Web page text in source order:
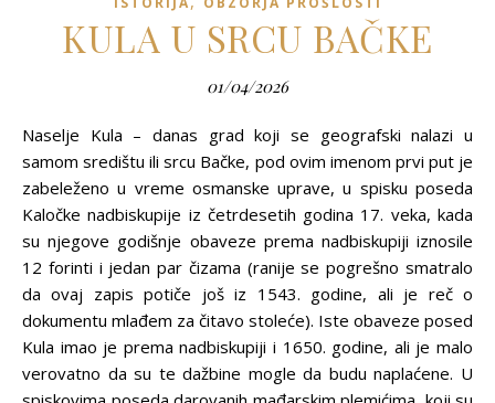
KULA U SRCU BAČKE
01/04/2026
Naselje Kula – danas grad koji se geografski nalazi u
samom središtu ili srcu Bačke, pod ovim imenom prvi put je
zabeleženo u vreme osmanske uprave, u spisku poseda
Kaločke nadbiskupije iz četrdesetih godina 17. veka, kada
su njegove godišnje obaveze prema nadbiskupiji iznosile
12 forinti i jedan par čizama (ranije se pogrešno smatralo
da ovaj zapis potiče još iz 1543. godine, ali je reč o
dokumentu mlađem za čitavo stoleće). Iste obaveze posed
Kula imao je prema nadbiskupiji i 1650. godine, ali je malo
verovatno da su te dažbine mogle da budu naplaćene. U